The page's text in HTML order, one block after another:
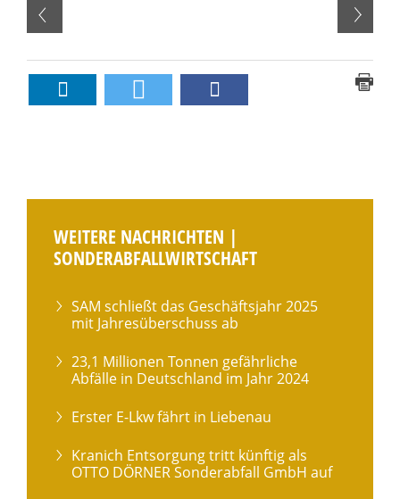
WEITERE NACHRICHTEN |
SONDERABFALLWIRTSCHAFT
SAM schließt das Geschäftsjahr 2025
mit Jahresüberschuss ab
23,1 Millionen Tonnen gefährliche
Abfälle in Deutschland im Jahr 2024
Erster E-Lkw fährt in Liebenau
Kranich Entsorgung tritt künftig als
OTTO DÖRNER Sonderabfall GmbH auf